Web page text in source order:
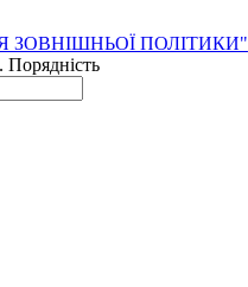
ЗОВНІШНЬОЇ ПОЛІТИКИ"
Порядність